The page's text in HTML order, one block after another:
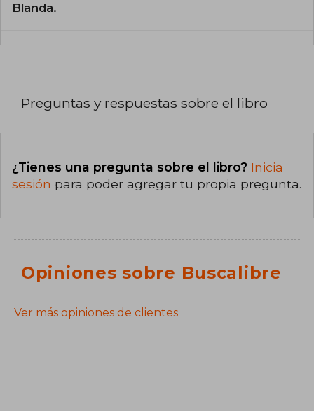
Blanda.
Preguntas y respuestas sobre el libro
¿Tienes una pregunta sobre el libro? Inicia
sesión para poder agregar tu propia pregunta.
Opiniones sobre Buscalibre
Ver más opiniones de clientes